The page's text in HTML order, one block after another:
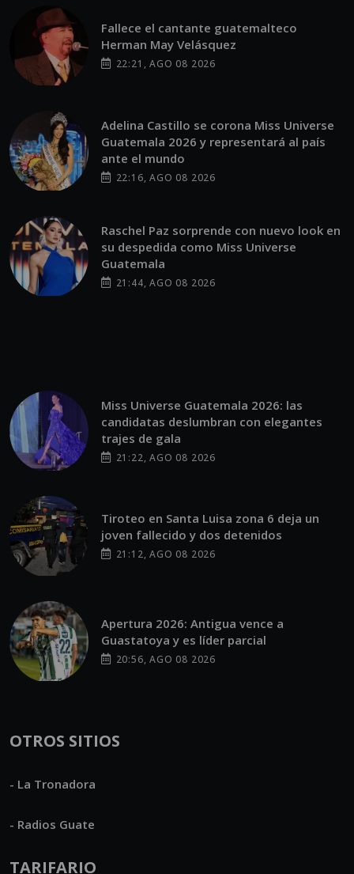
Fallece el cantante guatemalteco
Herman May Velásquez
22:21, AGO 08 2026
Adelina Castillo se corona Miss Universe
Guatemala 2026 y representará al país
ante el mundo
22:16, AGO 08 2026
Raschel Paz sorprende con nuevo look en
su despedida como Miss Universe
Guatemala
21:44, AGO 08 2026
Miss Universe Guatemala 2026: las
candidatas deslumbran con elegantes
trajes de gala
21:22, AGO 08 2026
Tiroteo en Santa Luisa zona 6 deja un
joven fallecido y dos detenidos
21:12, AGO 08 2026
Apertura 2026: Antigua vence a
Guastatoya y es líder parcial
20:56, AGO 08 2026
OTROS SITIOS
- La Tronadora
- Radios Guate
TARIFARIO